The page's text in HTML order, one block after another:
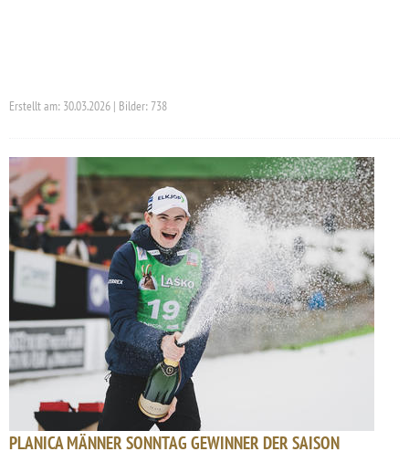
Erstellt am: 30.03.2026 | Bilder: 738
PLANICA MÄNNER SONNTAG GEWINNER DER SAISON